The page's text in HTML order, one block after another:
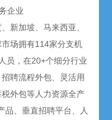
企业
新加坡、马来西亚、
场拥有114家分支机
员，在20+个细分行业
聘流程外包、灵活用
外包等人力资源全产
品、垂直招聘平台、人